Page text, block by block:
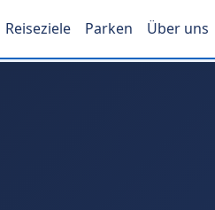
Reiseziele Parken Über uns